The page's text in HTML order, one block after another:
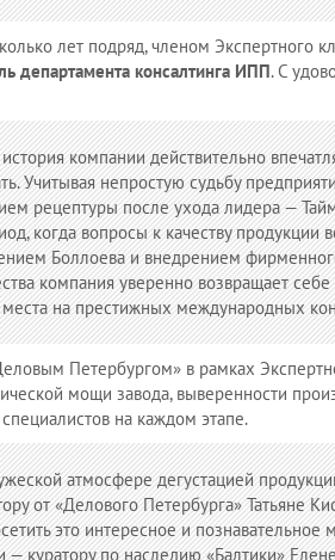
лет подряд, членом Экспертного
департамента консалтинга ИПП. С
компании действительно
Учитывая непростую судьбу
рецептуры после ухода лидера —
когда вопросы к качеству продукции
Боллоева и внедрением
компания уверенно возвращает
на престижных международных
Петербургом» в рамках
мощи завода, выверенности
на каждом этапе.
атмосфере дегустацией
от «Делового Петербурга» Татьяне
это интересное и познавательное
куратору по наследию «Балтики»